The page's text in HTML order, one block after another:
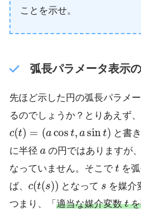
ことを示せ。
弧長パラメータ表示
先ほど示した円の弧長パラメ
るのでしょうか？とりあえず
c(t) = (acos t, asint)
(t) cos sin )
と書
に半径 a
a の円ではありますが
なっていません。そこで t
t を
ば、 c(t(s))
(t (s )) となって s
s を媒介
つまり、「 適当な媒介変数t
t